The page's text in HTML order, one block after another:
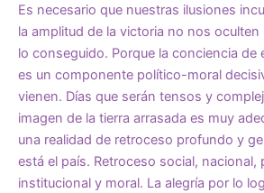
Es necesario que nuestras ilusiones
la amplitud de la victoria no nos
lo conseguido. Porque la conciencia de
es un componente político-moral
vienen. Días que serán tensos y
imagen de la tierra arrasada es muy
una realidad de retroceso profundo y
está el país. Retroceso social, nacional,
institucional y moral. La alegría por lo